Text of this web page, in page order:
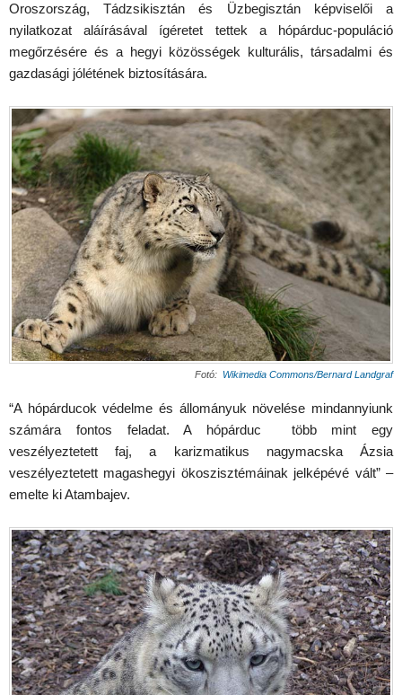
Oroszország, Tádzsikisztán és Üzbegisztán képviselői a
nyilatkozat aláírásával ígéretet tettek a hópárduc-populáció
megőrzésére és a hegyi közösségek kulturális, társadalmi és
gazdasági jólétének biztosítására.
Fotó: Wikimedia Commons/Bernard Landgraf
“A hópárducok védelme és állományuk növelése mindannyiunk
számára fontos feladat. A hópárduc több mint egy
veszélyeztetett faj, a karizmatikus nagymacska Ázsia
veszélyeztetett magashegyi ökoszisztémáinak jelképévé vált” –
emelte ki Atambajev.